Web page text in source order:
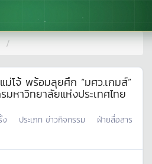
โจ้ พร้อมลุยศึก “มศว.เกมส์”
หาวิทยาลัยแห่งประเทศไทย
ง ประเภท ข่าวกิจกรรม
ฝ่ายสื่อสาร